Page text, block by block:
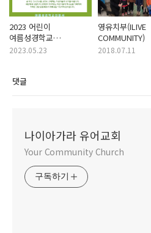
2023 어린이
여름성경학교
안내입니다!
2023.05.23
영유치부(ILIVE
COMMUNITY)
2018.07.11
댓글
나이아가라 유어교회
Your Community Church
구독하기